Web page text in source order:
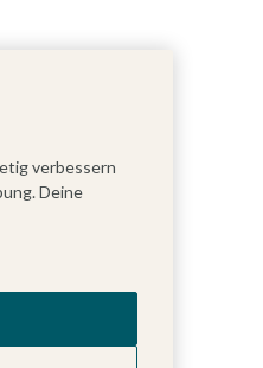
verbessern
Deine